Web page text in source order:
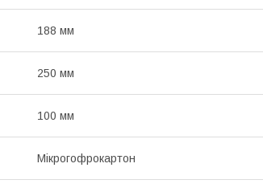
188 мм
250 мм
100 мм
Мікрогофрокартон